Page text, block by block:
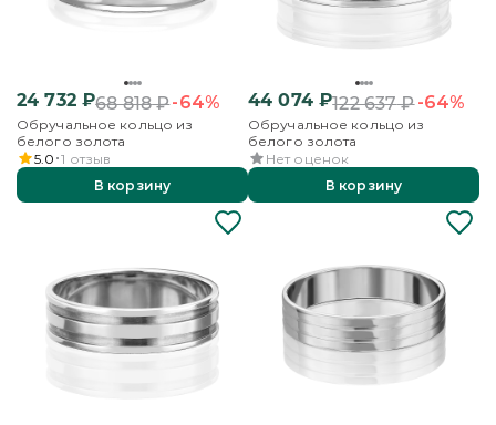
24 732₽68 818₽-64%
Обручальное кольцо из
белого золота
5.0 1 отзыв
В корзину
44 074₽122 637₽-64%
Обручальное кольцо из
белого золота
Нет оценок
В корзину